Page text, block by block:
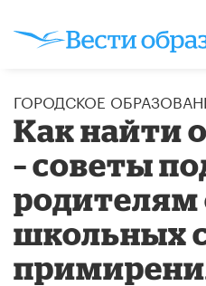
ГОРОДСКОЕ
Как найти
– советы
родителям
школьных